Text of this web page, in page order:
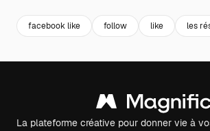
facebook like follow like les
La plateforme créative pour donner vie à